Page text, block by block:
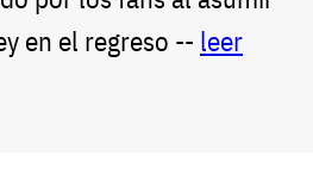
en el regreso -- leer